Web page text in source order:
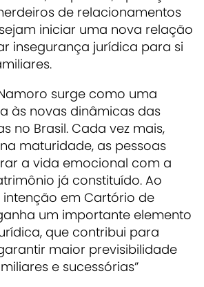
de relacionamentos
iniciar uma nova relação
insegurança jurídica para si
surge como uma
às novas dinâmicas das
no Brasil. Cada vez mais,
maturidade, as pessoas
a vida emocional com a
já constituído. Ao
em Cartório de
um importante elemento
que contribui para
maior previsibilidade
e sucessórias”